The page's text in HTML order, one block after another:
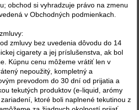
obchod si vyhradzuje právo na zmenu
v Obchodných podmienkach.
zmluvy bez uvedenia dôvodu do 14
cigarety a jej príslušenstva, ak bol
Kúpnu cenu môžeme vrátiť len v
nepoužitý, kompletný a
prevodom do 30 dní od prijatia a
tekutých produktov (e-liquid, arómy
ktoré boli naplnené tekutinou z